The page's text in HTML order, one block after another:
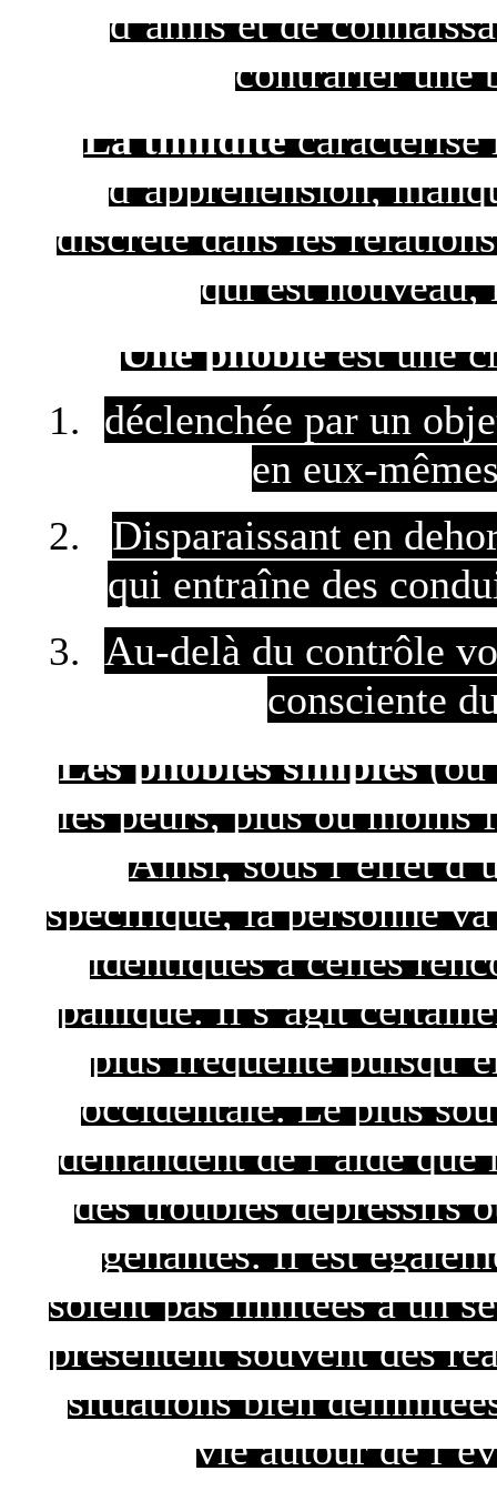
d’amis et de
contrarier une
La timiditécaractérise
d’appréhension,
discrète dans les
qui est
Une phobieest une
déclenchée par un
en eux-
Disparaissant en
qui entraîne des
Au-delà du contrôle
consciente
Les phobies simples(ou
les peurs, plus ou moins
Ainsi, sous l’effet
spécifique, la personne
identiques à celles
panique. Il s’agit
plus fréquente
occidentale. Le plus
demandent de l’aide
des troubles dépressifs
gênantes. Il est
soient pas limitées à un
présentent souvent des
situations bien
vie autour de